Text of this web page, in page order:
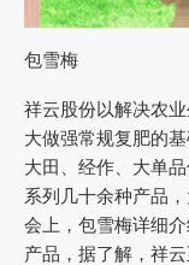
包雪梅
祥云股份以解决农
大做强常规复肥的
大田、经作、大单
系列几十余种产品
会上，包雪梅详细
产品，据了解，祥